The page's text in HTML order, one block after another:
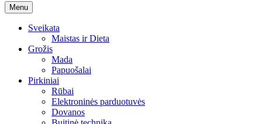
Menu Skip
to
content
Sveikata
Maistas ir Dieta
Grožis
Mada
Papuošalai
Pirkiniai
Rūbai
Elektroninės parduotuvės
Dovanos